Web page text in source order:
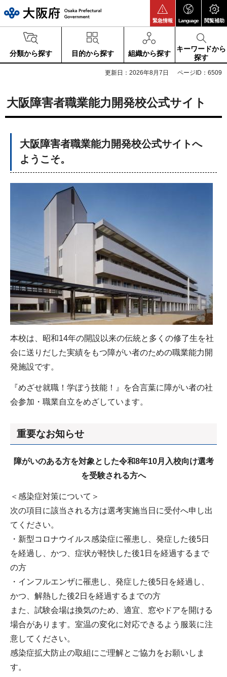
緊急情報 Language 閲覧補助
分類から探す 目的から探す 組織から探す
キーワードから
探す
更新日：2026年8月7日 ページID：6509
大阪障害者職業能力開発校公式サイト
大阪障害者職業能力開発校公式サイトへ
ようこそ。
本校は、昭和14年の開設以来の伝統と多くの修了生を社
会に送りだした実績をもつ障がい者のための職業能力開
発施設です。
『めざせ就職！学ぼう技能！』を合言葉に障がい者の社
会参加・職業自立をめざしています。
重要なお知らせ
障がいのある方を対象とした令和8年10月入校向け選考
を受験される方へ
＜感染症対策について＞
次の項目に該当される方は選考実施当日に受付へ申し出
てください。
・新型コロナウイルス感染症に罹患し、発症した後5日
を経過し、かつ、症状が軽快した後1日を経過するまで
の方
・インフルエンザに罹患し、発症した後5日を経過し、
かつ、解熱した後2日を経過するまでの方
また、試験会場は換気のため、適宜、窓やドアを開ける
場合があります。室温の変化に対応できるよう服装に注
意してください。
感染症拡大防止の取組にご理解とご協力をお願いしま
す。